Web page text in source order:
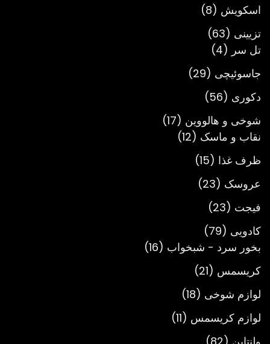
اسکویش 8
8
تزیینی 63
63
محصول
تل سر 4
4
محصول
جاسوئیچی 29
29
دکوری 56
56
محصول
شوخی و هالووین 17
17
نقاب و ماسک 12
12
ظرف غذا 15
15
محصول
عروسک 23
23
فیجت 23
23
محصول
کادویی 79
79
محصول
بخور سرد - شبخواب 16
16
کریسمس 21
21
محصول
لوازم شوخی 18
18
محصول
لوازم کریسمس 11
11
82